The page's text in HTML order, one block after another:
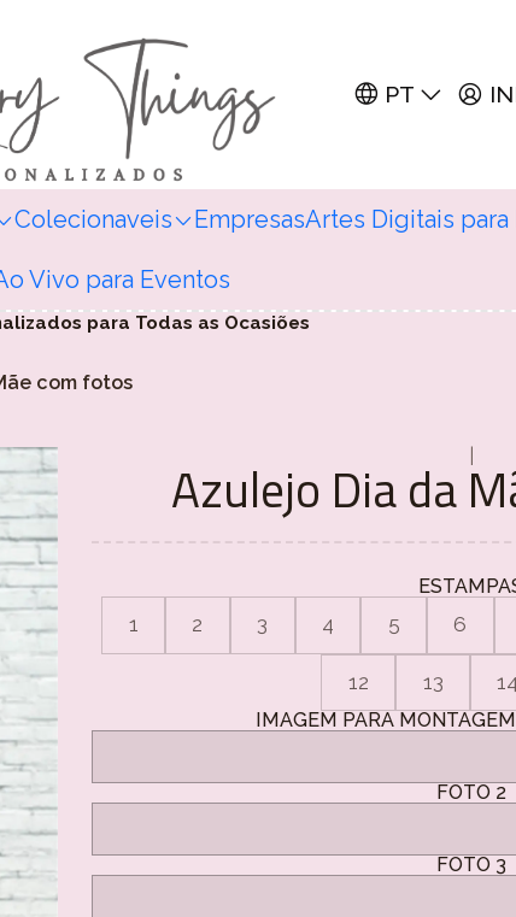
PT
Colecionaveis EmpresasArtes Digitais
Vivo para Eventos
para Todas as Ocasiões
com fotos
Azulejo Dia da
1 2 3 4 5 6
12 13 14
IMAGEM PARA
FOTO 2
FOTO 3